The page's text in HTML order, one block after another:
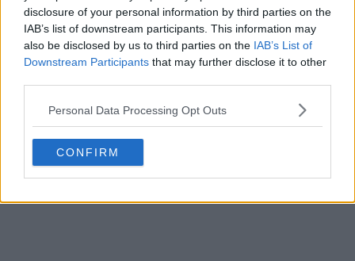
disclosure of your personal information by third parties on the
IAB’s list of downstream participants. This information may
also be disclosed by us to third parties on the IAB’s List of
Downstream Participants that may further disclose it to other
Personal Data Processing Opt Outs
CONFIRM